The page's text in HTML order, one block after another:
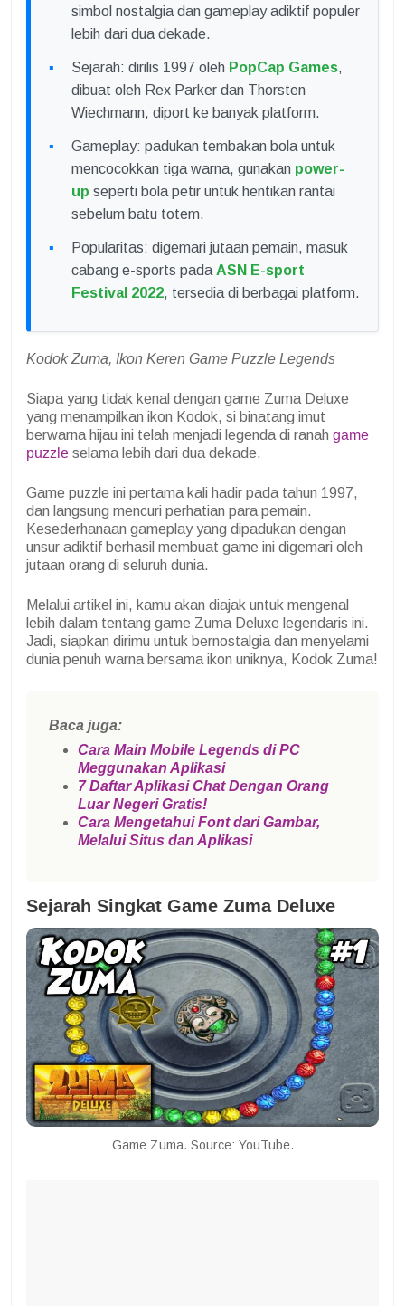
simbol nostalgia dan gameplay adiktif populer
lebih dari dua dekade.
Sejarah: dirilis 1997 oleh PopCap Games,
dibuat oleh Rex Parker dan Thorsten
Wiechmann, diport ke banyak platform.
Gameplay: padukan tembakan bola untuk
mencocokkan tiga warna, gunakan power-
up seperti bola petir untuk hentikan rantai
sebelum batu totem.
Popularitas: digemari jutaan pemain, masuk
cabang e-sports pada ASN E-sport
Festival 2022, tersedia di berbagai platform.
Kodok Zuma, Ikon Keren Game Puzzle Legends
Siapa yang tidak kenal dengan game Zuma Deluxe
yang menampilkan ikon Kodok, si binatang imut
berwarna hijau ini telah menjadi legenda di ranah game
puzzle selama lebih dari dua dekade.
Game puzzle ini pertama kali hadir pada tahun 1997,
dan langsung mencuri perhatian para pemain.
Kesederhanaan gameplay yang dipadukan dengan
unsur adiktif berhasil membuat game ini digemari oleh
jutaan orang di seluruh dunia.
Melalui artikel ini, kamu akan diajak untuk mengenal
lebih dalam tentang game Zuma Deluxe legendaris ini.
Jadi, siapkan dirimu untuk bernostalgia dan menyelami
dunia penuh warna bersama ikon uniknya, Kodok Zuma!
Baca juga:
Cara Main Mobile Legends di PC
Meggunakan Aplikasi
7 Daftar Aplikasi Chat Dengan Orang
Luar Negeri Gratis!
Cara Mengetahui Font dari Gambar,
Melalui Situs dan Aplikasi
Sejarah Singkat Game Zuma Deluxe
Game Zuma. Source: YouTube.